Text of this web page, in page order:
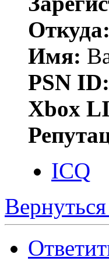
Откуда:
Имя:
PSN ID:
Xbox
ICQ